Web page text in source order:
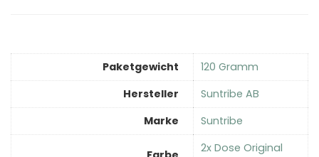
Paketgewicht
‎120 Gramm
Hersteller
‎Suntribe AB
Marke
‎Suntribe
‎2x Dose Original